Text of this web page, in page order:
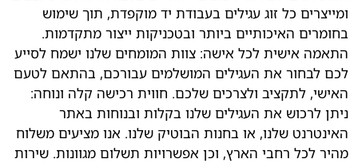
ומייצרים כל זוג עגילים בעבודת יד מוקפדת, תוך שימוש
בחומרים האיכותיים ביותר ובטכניקות ייצור מתקדמות.
התאמה אישית לכל אישה: צוות המומחים שלנו ישמח לסייע
לכם לבחור את העגילים המושלמים עבורכם, בהתאם לטעם
האישי, לתקציב ולצרכים שלכם. חווית רכישה קלה ונוחה:
ניתן לרכוש את העגילים שלנו בקלות ובנוחות באתר
האינטרנט שלנו, או בחנות הבוטיק שלנו. אנו מציעים משלוח
מהיר לכל רחבי הארץ, וכן אפשרויות תשלום מגוונות. שירות